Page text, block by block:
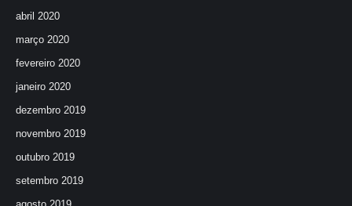
abril 2020
março 2020
fevereiro 2020
janeiro 2020
dezembro 2019
novembro 2019
outubro 2019
setembro 2019